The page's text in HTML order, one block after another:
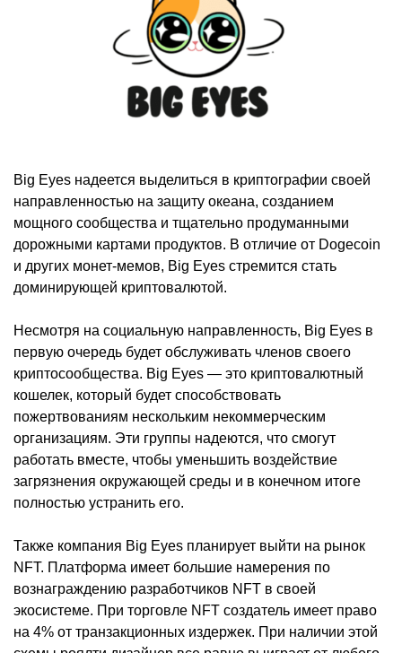
Big Eyes надеется выделиться в криптографии своей
направленностью на защиту океана, созданием
мощного сообщества и тщательно продуманными
дорожными картами продуктов. В отличие от Dogecoin
и других монет-мемов, Big Eyes стремится стать
доминирующей криптовалютой.
Несмотря на социальную направленность, Big Eyes в
первую очередь будет обслуживать членов своего
криптосообщества. Big Eyes — это криптовалютный
кошелек, который будет способствовать
пожертвованиям нескольким некоммерческим
организациям. Эти группы надеются, что смогут
работать вместе, чтобы уменьшить воздействие
загрязнения окружающей среды и в конечном итоге
полностью устранить его.
Также компания Big Eyes планирует выйти на рынок
NFT. Платформа имеет большие намерения по
вознаграждению разработчиков NFT в своей
экосистеме. При торговле NFT создатель имеет право
на 4% от транзакционных издержек. При наличии этой